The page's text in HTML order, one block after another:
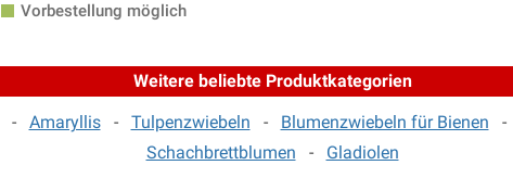
Vorbestellung möglich
Weitere beliebte Produktkategorien
- Amaryllis- Tulpenzwiebeln - Blumenzwiebeln für Bienen -
Schachbrettblumen - Gladiolen